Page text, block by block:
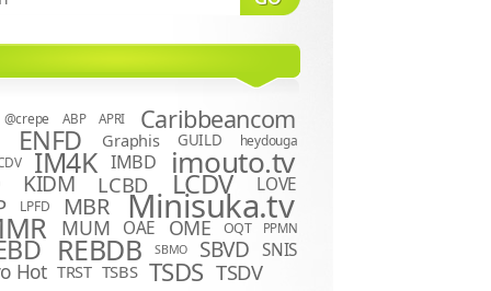
@crepe ABP APRI Caribbeancom
ENFD Graphis GUILD heydouga
IM4K IMBD imouto.tv
KIDM LCBD LCDV LOVE
LPFD MBR Minisuka.tv
MUM OAE OME OQT
PPMN
REBDB SBMO SBVD SNIS
Hot TRST TSBS TSDS TSDV